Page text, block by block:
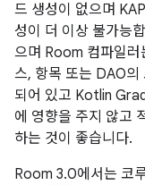
드 생성이 없으며
성이 더 이상 불가능
으며 Room 컴파일러
스, 항목 또는 DAO
되어 있고 Kotlin
에 영향을 주지 않고
하는 것이 좋습니다.
Room 3.0에서는 코